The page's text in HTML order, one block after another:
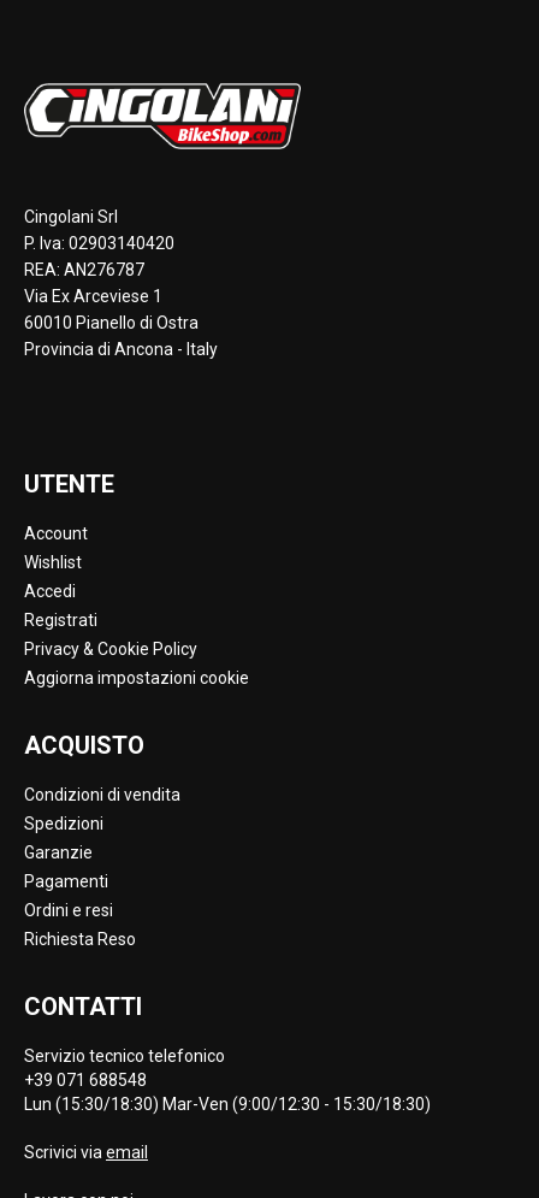
Cingolani Srl
P. Iva: 02903140420
REA: AN276787
Via Ex Arceviese 1
60010 Pianello di Ostra
Provincia di Ancona - Italy
UTENTE
Account
Wishlist
Accedi
Registrati
Privacy & Cookie Policy
Aggiorna impostazioni cookie
ACQUISTO
Condizioni di vendita
Spedizioni
Garanzie
Pagamenti
Ordini e resi
Richiesta Reso
CONTATTI
Servizio tecnico telefonico
+39 071 688548
Lun (15:30/18:30) Mar-Ven (9:00/12:30 - 15:30/18:30)
Scrivici via email